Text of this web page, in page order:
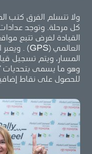
ولا تتسلم الفرق كتب
كل مرحلة. وتوجد
القيادة لغرض تتبع
المسار، ويتم تسجيل
وهو ما يسمى بتحديات
للحصول على نقاط